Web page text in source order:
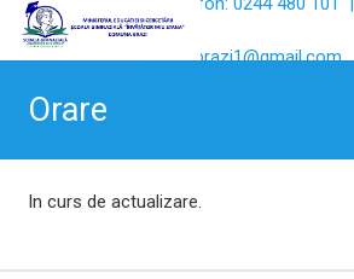
Email:
scoalabrazi1@gmail.com
Orare
In curs de actualizare.